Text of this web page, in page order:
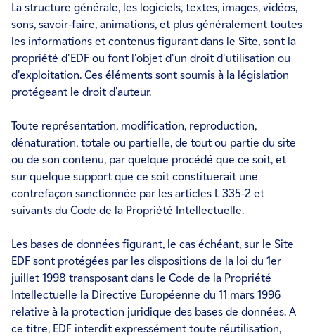
La structure générale, les logiciels, textes, images, vidéos,
sons, savoir-faire, animations, et plus généralement toutes
les informations et contenus figurant dans le Site, sont la
propriété d'EDF ou font l'objet d'un droit d'utilisation ou
d'exploitation. Ces éléments sont soumis à la législation
protégeant le droit d'auteur.
Toute représentation, modification, reproduction,
dénaturation, totale ou partielle, de tout ou partie du site
ou de son contenu, par quelque procédé que ce soit, et
sur quelque support que ce soit constituerait une
contrefaçon sanctionnée par les articles L 335-2 et
suivants du Code de la Propriété Intellectuelle.
Les bases de données figurant, le cas échéant, sur le Site
EDF sont protégées par les dispositions de la loi du 1er
juillet 1998 transposant dans le Code de la Propriété
Intellectuelle la Directive Européenne du 11 mars 1996
relative à la protection juridique des bases de données. A
ce titre, EDF interdit expressément toute réutilisation,